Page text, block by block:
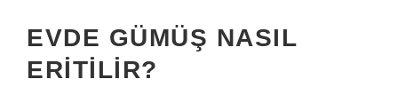
EVDE GÜMÜŞ NASIL
ERITILIR?